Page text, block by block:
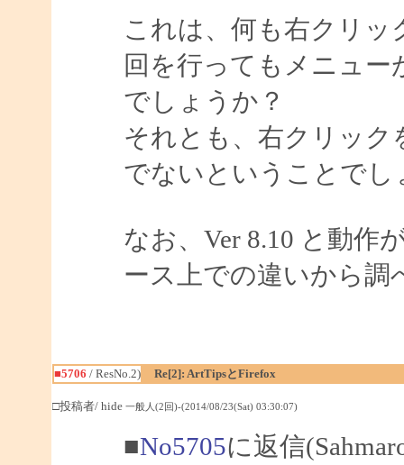
これは、何も右クリ
回を行ってもメニュ
でしょうか？
それとも、右クリック
でないということでし
なお、Ver 8.10 と動作
ース上での違いから調
■5706 / ResNo.2) Re[2]: ArtTipsとFirefox
□投稿者/ hide 一般人(2回)-(2014/08/23(Sat) 03:30:07)
■No5705に返信